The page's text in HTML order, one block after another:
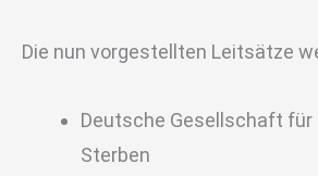
Die nun vorgestellten Leitsätze
Deutsche Gesellschaft für
Sterben